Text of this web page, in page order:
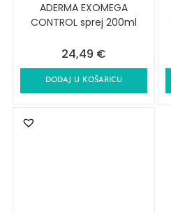
ADERMA EXOMEGA
CONTROL sprej 200ml
24,49 €
DODAJ U KOŠARICU